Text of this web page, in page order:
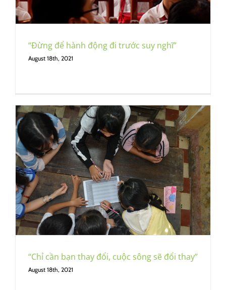
“Đừng để hành động đi trước suy nghĩ”
August 18th, 2021
“Chỉ cần bạn thay đổi, cuộc sông sẽ đổi thay”
August 18th, 2021